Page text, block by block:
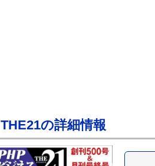
THE21の詳細情報